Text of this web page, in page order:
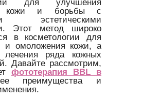
для улучшения
кожи и борьбы с
эстетическими
Этот метод широко
в косметологии для
и омоложения кожи, а
ряда кожных
Давайте рассмотрим,
фототерапия BBL в
преимущества и